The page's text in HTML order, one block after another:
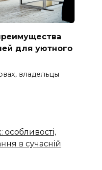
для уютного
владельцы